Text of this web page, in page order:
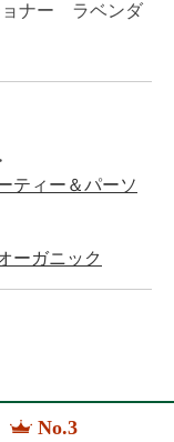
ョナー ラベンダ
ティー＆パーソ
ーガニック
No.3